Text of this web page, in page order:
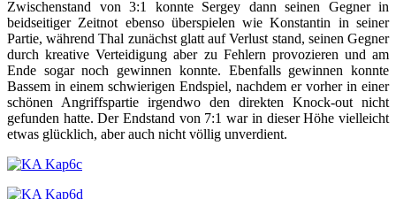
Zwischenstand von 3:1 konnte Sergey dann seinen Gegner in
beidseitiger Zeitnot ebenso überspielen wie Konstantin in seiner
Partie, während Thal zunächst glatt auf Verlust stand, seinen Gegner
durch kreative Verteidigung aber zu Fehlern provozieren und am
Ende sogar noch gewinnen konnte. Ebenfalls gewinnen konnte
Bassem in einem schwierigen Endspiel, nachdem er vorher in einer
schönen Angriffspartie irgendwo den direkten Knock-out nicht
gefunden hatte. Der Endstand von 7:1 war in dieser Höhe vielleicht
etwas glücklich, aber auch nicht völlig unverdient.